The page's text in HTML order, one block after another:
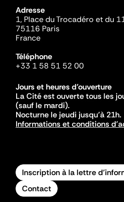
Adresse
1, Place du Trocadéro et du
75116 Paris
France
Téléphone
+33 1 58 51 52 00
Jours et heures d'ouverture
La Cité est ouverte tous les
(sauf le mardi).
Nocturne le jeudi jusqu'à 21h.
Informations et conditions
Inscription à la lettre
Contact